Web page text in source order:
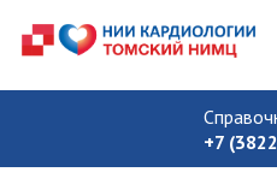
+7